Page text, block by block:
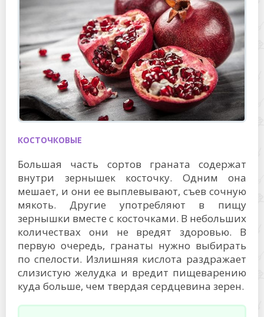
КОСТОЧКОВЫЕ
Большая часть сортов граната содержат
внутри зернышек косточку. Одним она
мешает, и они ее выплевывают, съев сочную
мякоть. Другие употребляют в пищу
зернышки вместе с косточками. В небольших
количествах они не вредят здоровью. В
первую очередь, гранаты нужно выбирать
по спелости. Излишняя кислота раздражает
слизистую желудка и вредит пищеварению
куда больше, чем твердая сердцевина зерен.